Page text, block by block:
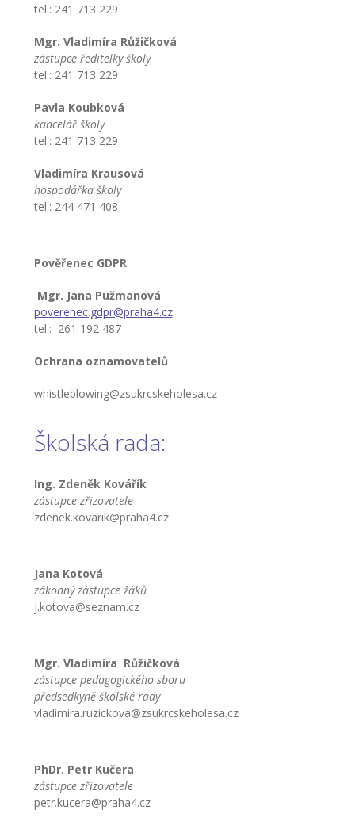
-- První školní dny
-- Virtuální prohlídka školy
-- Inspekční zpráva
Družina
-- O školní družině
-- Informace
-- Vnitřní řád školní družiny
-- Jídelníček
-- Provozní řád školní jídelny
Pro rodiče
-- Školská rada
-- Spolek rodičů
-- Ke stažení
-- Důležité informace
Novinky
GDPR
tel.: 241 713 229
Mgr. Vladimíra Růžičková
zástupce ředitelky školy
tel.: 241 713 229
Pavla Koubková
kancelář školy
tel.: 241 713 229
Vladimíra Krausová
hospodářka školy
tel.: 244 471 408
Pověřenec GDPR
Mgr. Jana Pužmanová
poverenec.gdpr@praha4.cz
tel.: 261 192 487
Ochrana oznamovatelů
whistleblowing@zsukrcskeholesa.cz
Školská rada:
Ing. Zdeněk Kovářík
zástupce zřizovatele
zdenek.kovarik@praha4.cz
Jana Kotová
zákonný zástupce žáků
j.kotova@seznam.cz
Mgr. Vladimíra Růžičková
zástupce pedagogického sboru
předsedkyně školské rady
vladimira.ruzickova@zsukrcskeholesa.cz
PhDr. Petr Kučera
zástupce zřizovatele
petr.kucera@praha4.cz